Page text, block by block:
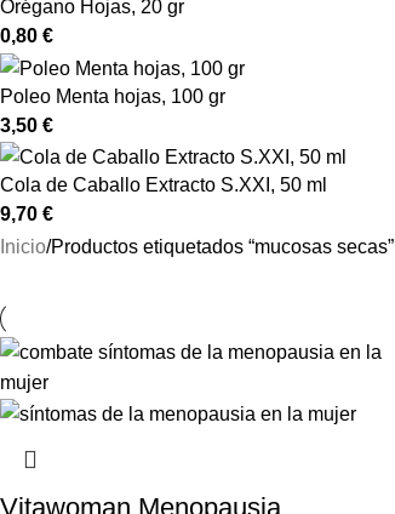
Orégano Hojas, 20 gr
0,80 €
Poleo Menta hojas, 100 gr
3,50 €
Cola de Caballo Extracto S.XXI, 50 ml
9,70 €
Inicio Productos etiquetados “mucosas secas”
Vitawoman Menopausia